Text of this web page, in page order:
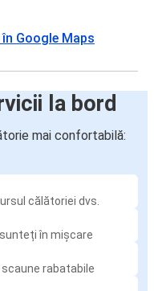
Google Maps
la bord
mai confortabilă:
călătoriei dvs.
în mișcare
rabatabile